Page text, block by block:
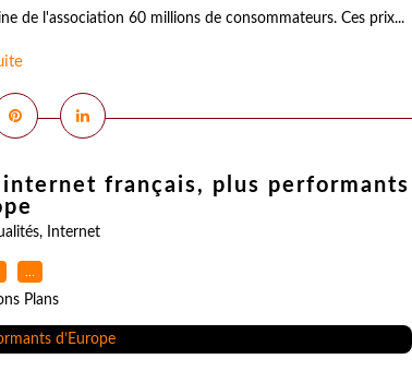
de l'association 60 millions de consommateurs. Ces prix...
français, plus performants
, Internet
…
Plans